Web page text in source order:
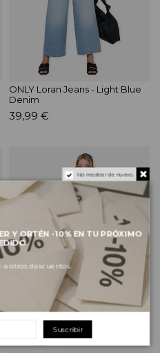
ONLY Loran Jeans - Light Blue
Denim
39,99 €
ONLY Goa Shirt - Oxford Tan
29,99 €
No mostrar de nuevo.
Y OBTÉN -10% EN TU PRÓXIMO
a otros descuentos.
Suscribir